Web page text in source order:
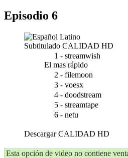
Episodio 6
Subtitulado CALIDAD HD
1 - streamwish
El mas rápido
2 - filemoon
3 - voesx
4 - doodstream
5 - streamtape
6 - netu
DescargarCALIDAD HD
Esta opción de video no contiene